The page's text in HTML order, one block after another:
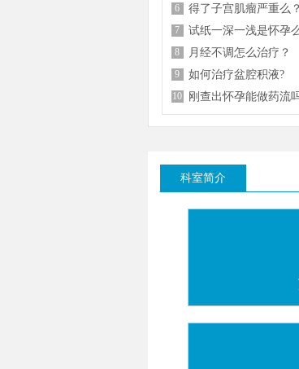
6 得了子宫肌瘤严重么？
7 试纸一深一浅是怀孕
8 月经不调怎么治疗？
9 如何治疗盆腔积液?
10 刚查出怀孕能做药流
科室简介